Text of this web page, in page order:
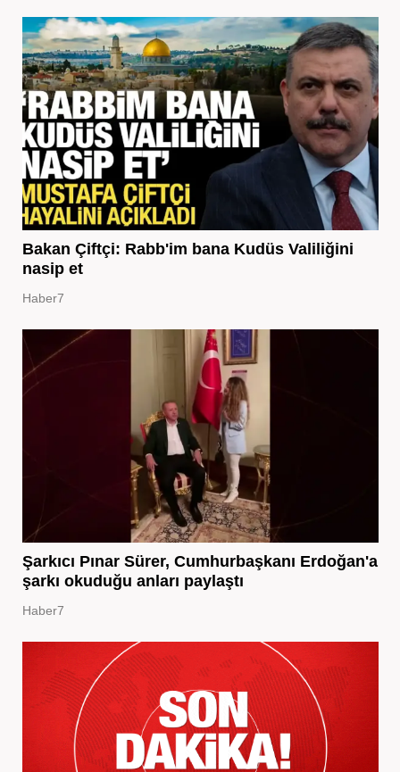
Bakan Çiftçi: Rabb'im bana Kudüs Valiliğini
nasip et
Haber7
Şarkıcı Pınar Sürer, Cumhurbaşkanı Erdoğan'a
şarkı okuduğu anları paylaştı
Haber7